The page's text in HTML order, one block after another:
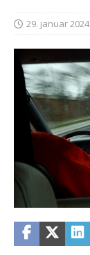
29. januar 2024